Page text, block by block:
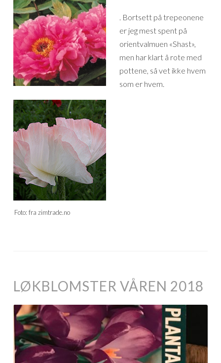
Foto: fra zimtrade.no
. Bortsett på trepeonene
er jeg mest spent på
orientvalmuen «Shast»,
men har klart å rote med
pottene, så vet ikke hvem
som er hvem.
LØKBLOMSTER VÅREN 2018